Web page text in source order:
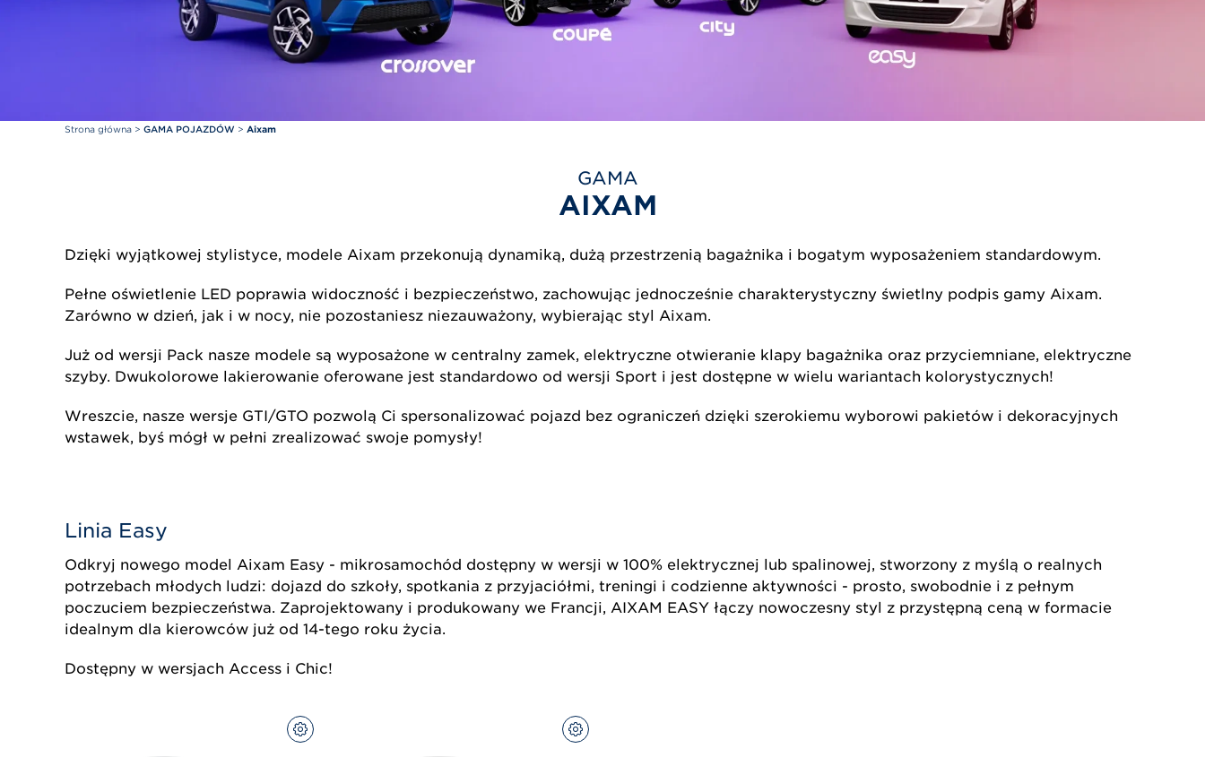
Strona główna > GAMA POJAZDÓW > Aixam
GAMA
AIXAM
Dzięki wyjątkowej stylistyce, modele Aixam przekonują dynamiką, dużą przestrzenią bagażnika i bogatym wyposażeniem standardowym.
Pełne oświetlenie LED poprawia widoczność i bezpieczeństwo, zachowując jednocześnie charakterystyczny świetlny podpis gamy Aixam.
Zarówno w dzień, jak i w nocy, nie pozostaniesz niezauważony, wybierając styl Aixam.
Już od wersji Pack nasze modele są wyposażone w centralny zamek, elektryczne otwieranie klapy bagażnika oraz przyciemniane, elektryczne
szyby. Dwukolorowe lakierowanie oferowane jest standardowo od wersji Sport i jest dostępne w wielu wariantach kolorystycznych!
Wreszcie, nasze wersje GTI/GTO pozwolą Ci spersonalizować pojazd bez ograniczeń dzięki szerokiemu wyborowi pakietów i dekoracyjnych
wstawek, byś mógł w pełni zrealizować swoje pomysły!
Linia Easy
Odkryj nowego model Aixam Easy - mikrosamochód dostępny w wersji w 100% elektrycznej lub spalinowej, stworzony z myślą o realnych
potrzebach młodych ludzi: dojazd do szkoły, spotkania z przyjaciółmi, treningi i codzienne aktywności - prosto, swobodnie i z pełnym
poczuciem bezpieczeństwa. Zaprojektowany i produkowany we Francji, AIXAM EASY łączy nowoczesny styl z przystępną ceną w formacie
idealnym dla kierowców już od 14-tego roku życia.
Dostępny w wersjach Access i Chic!
SKONFIGURUJ SKONFIGURUJ